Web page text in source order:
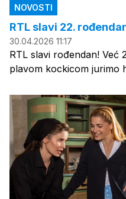
NOVOSTI
RTL slavi 22.
30.04.2026 11:17
RTL slavi rođendan! Već
plavom kockicom jurimo